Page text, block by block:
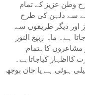
وطن عزیز کے تمام
سے دلہن کی طرح
اور دیگر طریقوں سے
ہے۔ ماہ ربیع النور
کاہتمام
کیاجاتاہے۔
ہوئی ہے یا جان بوجھ